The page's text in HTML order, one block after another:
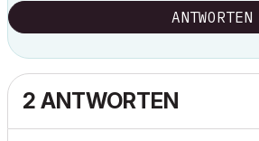
ANTWORTEN
2 ANTWORTEN